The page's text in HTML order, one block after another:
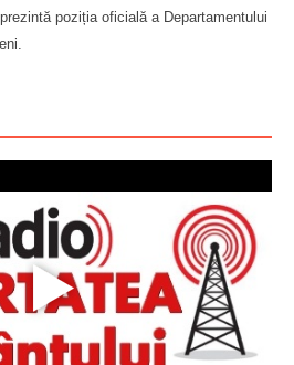
poziția oficială a Departamentului